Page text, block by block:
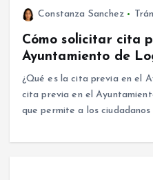
Constanza Sanchez
Cómo solicitar cita
Ayuntamiento de
¿Qué es la cita previa en el
cita previa en el
que permite a los